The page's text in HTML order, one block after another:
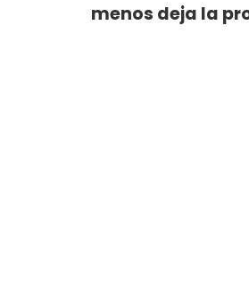
menos deja la